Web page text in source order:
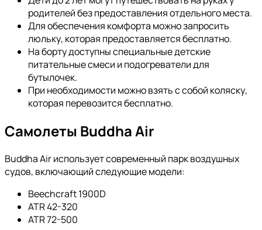
родителей без предоставления отдельного места.
Для обеспечения комфорта можно запросить
люльку, которая предоставляется бесплатно.
На борту доступны специальные детские
питательные смеси и подогреватели для
бутылочек.
При необходимости можно взять с собой коляску,
которая перевозится бесплатно.
Самолеты Buddha Air
Buddha Air использует современный парк воздушных
судов, включающий следующие модели:
Beechcraft 1900D
ATR 42-320
ATR 72-500